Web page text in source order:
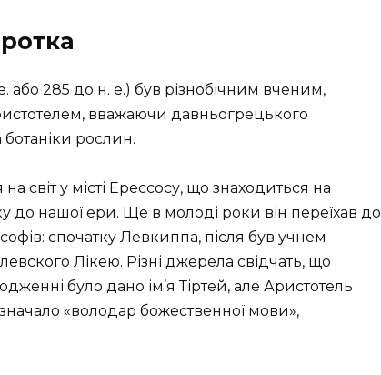
або 285 до н. е.) був різнобічним вченим,
вважаючи давньогрецького
ботаніки рослин.
світ у місті Ерессосу, що знаходиться на
до нашої ери. Ще в молоді роки він переїхав до
спочатку Левкиппа, після був учнем
Лікею. Різні джерела свідчать, що
було дано ім’я Тіртей, але Аристотель
«володар божественної мови»,